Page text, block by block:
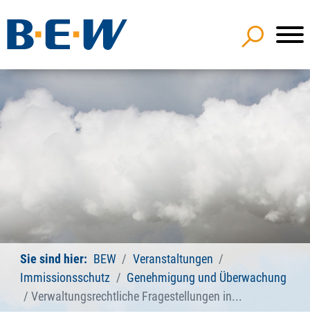
Sie sind hier: BEW
Veranstaltungen
Immissionsschutz
Genehmigung und Überwachung
Verwaltungsrechtliche Fragestellungen in...